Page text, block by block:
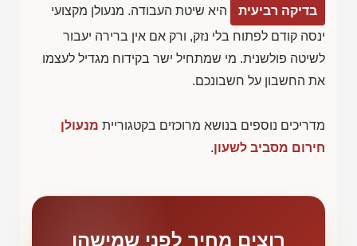
בדיקה רביעית
היא שיטת העבודה. מנעולן מקצועי
ינסה קודם לפתוח בלי נזק, ורק אם אין ברירה יעבור
לשיטה פולשנית. מי שמתחיל ישר בקידוח מגדיל לעצמו
את החשבון על חשבונכם.
מדריכים נוספים בנושא מרוכזים בקטגוריית מנעולן
חירום מסביב לשעון.
רוצים מחיר לפני שמישהו